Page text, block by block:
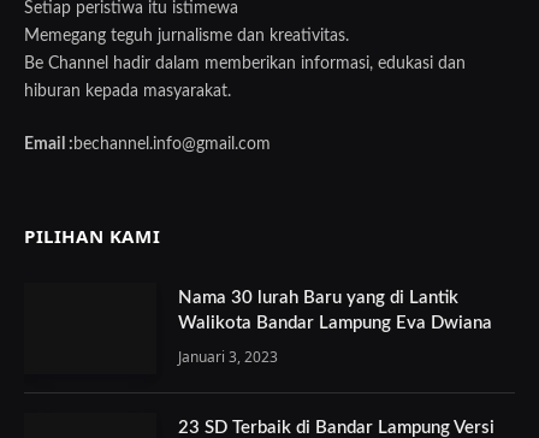
Setiap peristiwa itu istimewa
Memegang teguh jurnalisme dan kreativitas.
Be Channel hadir dalam memberikan informasi, edukasi dan
hiburan kepada masyarakat.
Email : bechannel.info@gmail.com
PILIHAN KAMI
Nama 30 lurah Baru yang di Lantik
Walikota Bandar Lampung Eva Dwiana
Januari 3, 2023
23 SD Terbaik di Bandar Lampung Versi